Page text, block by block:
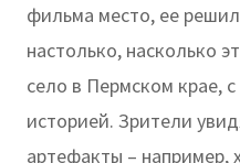
фильма место, ее
настолько, насколько
село в Пермском крае,
историей. Зрители
артефакты – например,